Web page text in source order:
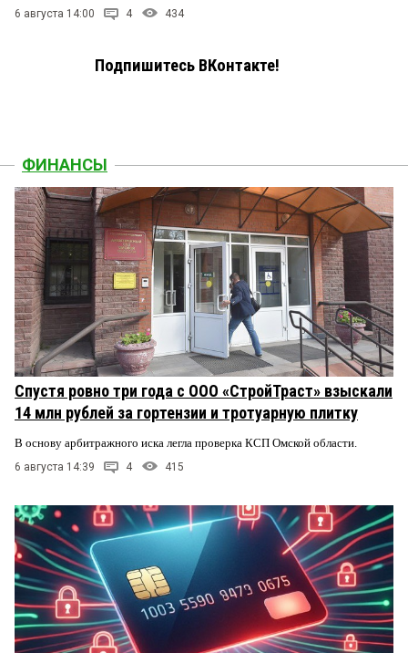
6 августа 14:00 4 434
Подпишитесь ВКонтакте!
ФИНАНСЫ
Спустя ровно три года с ООО «СтройТраст» взыскали
14 млн рублей за гортензии и тротуарную плитку
В основу арбитражного иска легла проверка КСП Омской области.
6 августа 14:39 4 415